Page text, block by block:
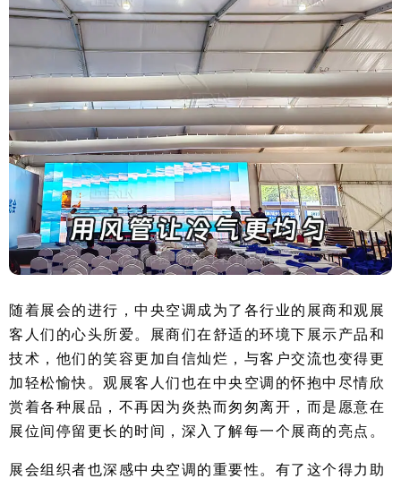
随着展会的进行，中央空调成为了各行业的展商和观展
客人们的心头所爱。展商们在舒适的环境下展示产品和
技术，他们的笑容更加自信灿烂，与客户交流也变得更
加轻松愉快。观展客人们也在中央空调的怀抱中尽情欣
赏着各种展品，不再因为炎热而匆匆离开，而是愿意在
展位间停留更长的时间，深入了解每一个展商的亮点。
展会组织者也深感中央空调的重要性。有了这个得力助